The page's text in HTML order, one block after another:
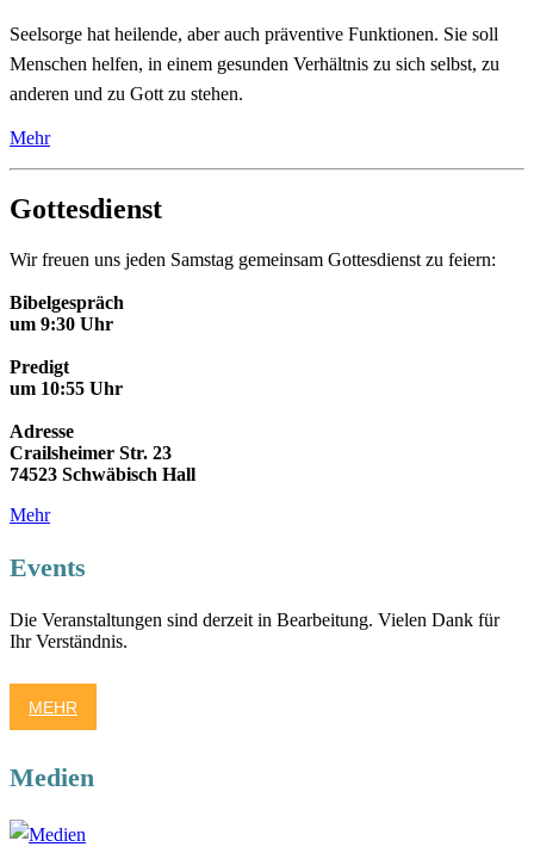
Seelsorge hat heilende, aber auch präventive Funktionen. Sie soll
Menschen helfen, in einem gesunden Verhältnis zu sich selbst, zu
anderen und zu Gott zu stehen.
Mehr
Gottesdienst
Wir freuen uns jeden Samstag gemeinsam Gottesdienst zu feiern:
Bibelgespräch
um 9:30 Uhr
Predigt
um 10:55 Uhr
Adresse
Crailsheimer Str. 23
74523 Schwäbisch Hall
Mehr
Events
Die Veranstaltungen sind derzeit in Bearbeitung. Vielen Dank für
Ihr Verständnis.
MEHR
Medien